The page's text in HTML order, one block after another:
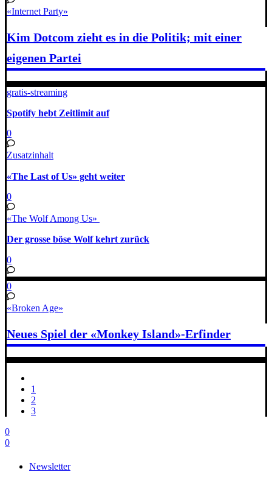
«Internet Party»
Kim Dotcom zieht es in die Politik; mit einer
eigenen Partei
gratis-streaming
Spotify hebt Zeitlimit auf
0
Zusatzinhalt
«The Last of Us» geht weiter
0
«The Wolf Among Us»
Der grosse böse Wolf kehrt zurück
0
0
«Broken Age»
Neues Spiel der «Monkey Island»-Erfinder
1
2
3
0
0
Newsletter